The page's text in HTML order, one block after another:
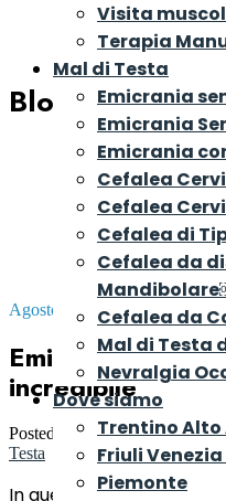
Visita
Terapia
Mal di Testa
Emicrania
Emicrania
Emicrania
Cefalea
Cefalea
Cefalea di
Cefalea da
Cefalea da
Mal di Testa
Nevralgia
Dove siamo
Trentino Alto
Friuli
Piemonte
Blog
Agosto 18, 2024
Emicrania e dieta
incredibile
Posted byDr. Riccardo Rosa
Testa
In questo articolo riporto